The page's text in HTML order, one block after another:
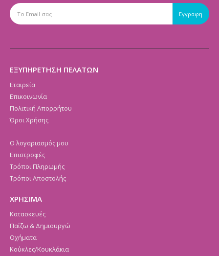
ΕΞΥΠΗΡΕΤΗΣΗ ΠΕΛΑΤΩΝ
Εταιρεία
Επικοινωνία
Πολιτική Απορρήτου
Όροι Χρήσης
Ο λογαριασμός μου
Επιστροφές
Τρόποι Πληρωμής
Τρόποι Αποστολής
ΧΡΗΣΙΜΑ
Κατασκευές
Παίζω & Δημιουργώ
Οχήματα
Κούκλες/Κουκλάκια